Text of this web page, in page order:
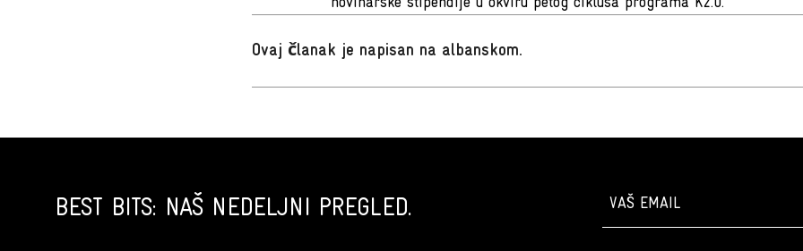
novinarske stipendije u okviru petog ciklusa programa K2.0.
Ovaj članak je napisan na albanskom.
BEST BITS: NAŠ NEDELJNI PREGLED.